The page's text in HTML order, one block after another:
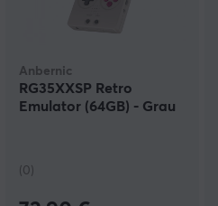
Anbernic
RG35XXSP Retro
Emulator (64GB) - Grau
(0)